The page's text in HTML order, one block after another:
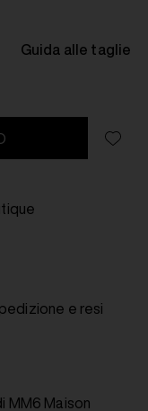
Guida alle taglie
e resi
MM6 Maison